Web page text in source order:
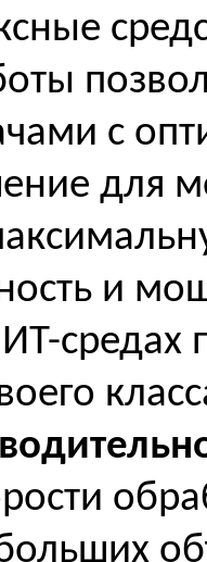
с
для
и
средах